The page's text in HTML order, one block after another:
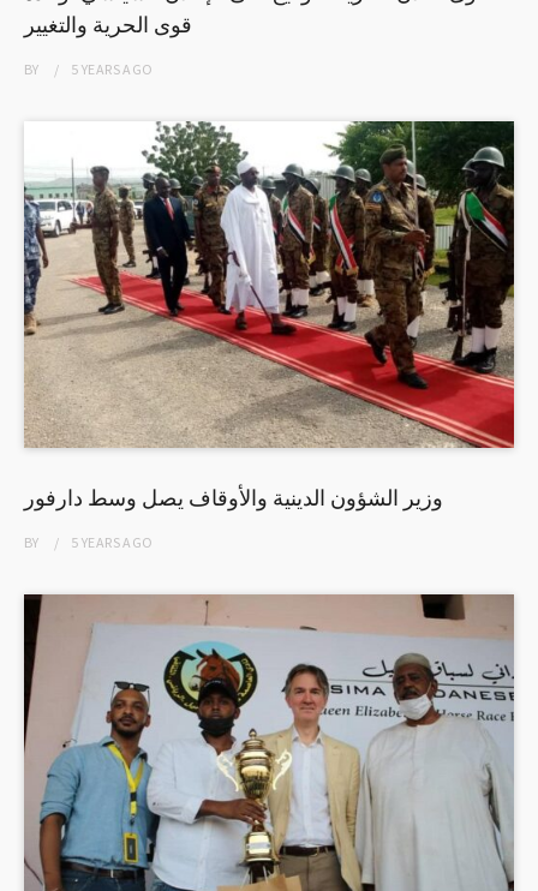
قوى الحرية والتغيير
BY 5 YEARSAGO
وزير الشؤون الدينية والأوقاف يصل وسط دارفور
BY 5 YEARSAGO